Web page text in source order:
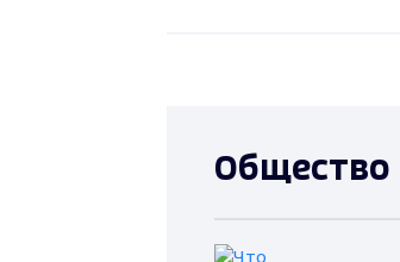
Общество